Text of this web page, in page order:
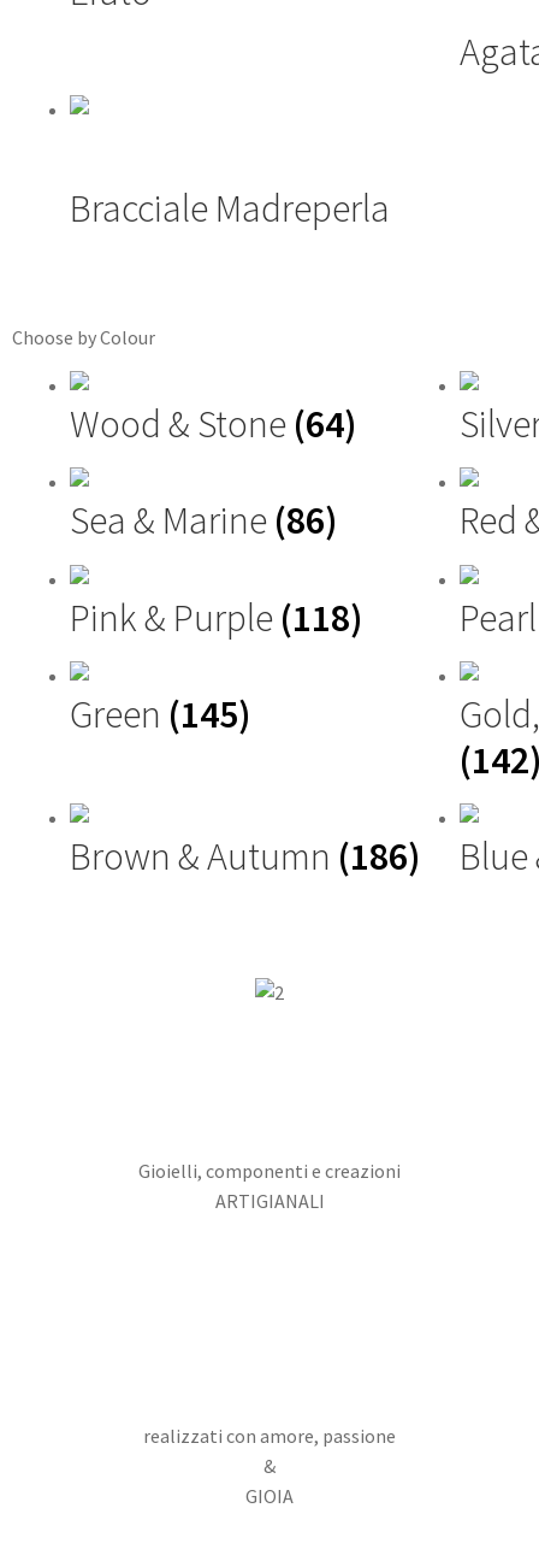
Bracciale Madreperla
Choose by Colour
Wood & Stone (64)
Sea & Marine (86) Red
Pink & Purple (118)
Green (145)
Brown & Autumn (186)
Gioielli, componenti e creazioni
ARTIGIANALI
realizzati con amore, passione
&
GIOIA